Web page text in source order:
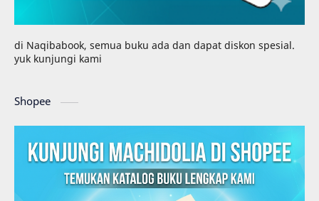
di Naqibabook, semua buku ada dan dapat diskon spesial.
yuk kunjungi kami
Shopee